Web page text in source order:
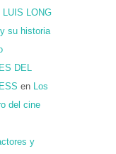
LUIS LONG
su historia
DEL
en Los
del cine
y